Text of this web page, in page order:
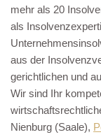
mehr als 20
als
aus der
gerichtlichen und
Wir sind Ihr
Nienburg (Saale),